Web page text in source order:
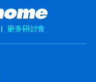
更多研討會